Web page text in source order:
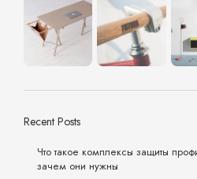
Recent Posts
Что такое комплексы защиты
зачем они нужны